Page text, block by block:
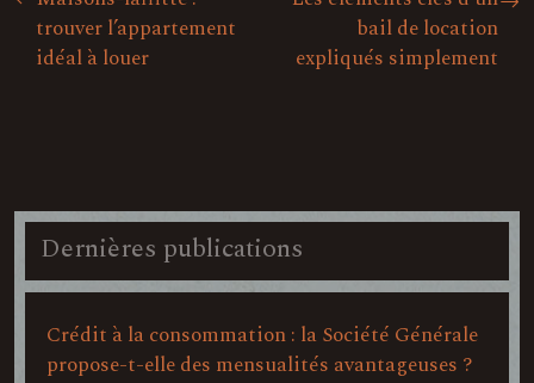
trouver l’appartement
idéal à louer
bail de location
expliqués simplement
Dernières publications
Crédit à la consommation : la Société Générale
propose-t-elle des mensualités avantageuses ?